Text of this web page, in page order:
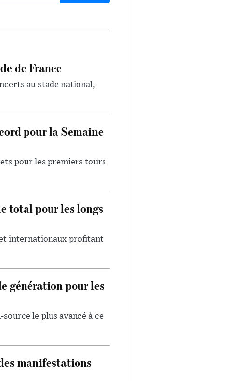
de France
au stade national,
pour la Semaine
pour les premiers tours
total pour les longs
et internationaux profitant
génération pour les
le plus avancé à ce
manifestations